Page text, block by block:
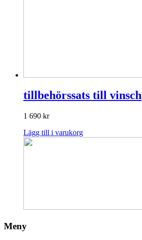
tillbehörssats till vinsch
1 690 kr
Lägg till i varukorg
Meny